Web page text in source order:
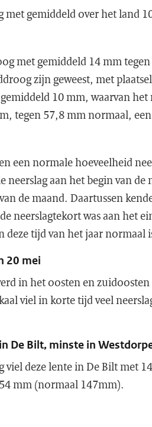
met gemiddeld over het land
met gemiddeld 14 mm
zijn geweest, met
10 mm, waarvan
tegen 57,8 mm normaal,
een normale hoeveelheid
neerslag aan het begin van
de maand. Daartussen
neerslagtekort was aan het
deze tijd van het jaar normaal
20 mei
in het oosten en
viel in korte tijd veel
De Bilt, minste in
viel deze lente in De Bilt met
mm (normaal 147mm).